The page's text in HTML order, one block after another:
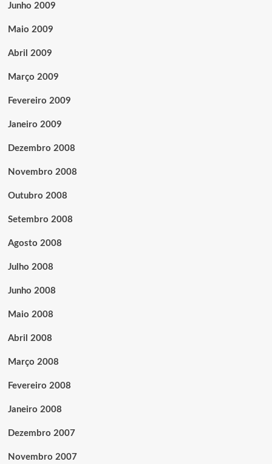
Junho 2009
Maio 2009
Abril 2009
Março 2009
Fevereiro 2009
Janeiro 2009
Dezembro 2008
Novembro 2008
Outubro 2008
Setembro 2008
Agosto 2008
Julho 2008
Junho 2008
Maio 2008
Abril 2008
Março 2008
Fevereiro 2008
Janeiro 2008
Dezembro 2007
Novembro 2007